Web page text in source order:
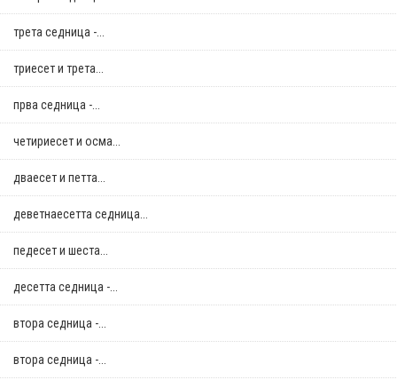
трета седница -...
триесет и трета...
прва седница -...
четириесет и осма...
дваесет и петта...
деветнаесетта седница...
педесет и шеста...
десетта седница -...
втора седница -...
втора седница -...